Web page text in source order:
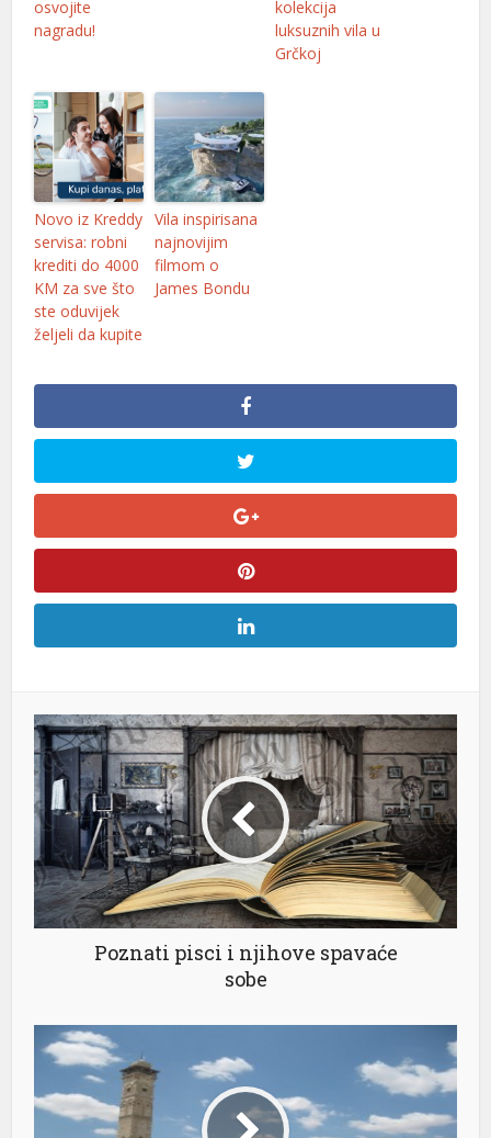
osvojite
nagradu!
kolekcija
luksuznih vila u
Grčkoj
Novo iz Kreddy
servisa: robni
krediti do 4000
KM za sve što
ste oduvijek
željeli da kupite
Vila inspirisana
najnovijim
filmom o
James Bondu
Poznati pisci i njihove spavaće
sobe